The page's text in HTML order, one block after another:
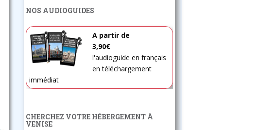
NOS AUDIOGUIDES
A partir de
3,90€
l'audioguide en français
en téléchargement
immédiat
CHERCHEZ VOTRE HÉBERGEMENT À
VENISE